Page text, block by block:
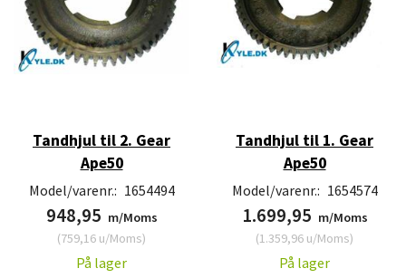
Tandhjul til 2. Gear
Ape50
Model/varenr.: 1654494
948,95 m/Moms
(759,16 u/Moms)
På lager
Tandhjul til 1. Gear
Ape50
Model/varenr.: 1654574
1.699,95 m/Moms
(1.359,96 u/Moms)
På lager